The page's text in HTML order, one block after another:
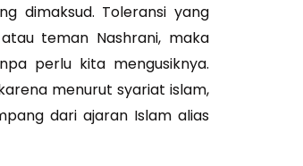
dimaksud. Toleransi yang
teman Nashrani, maka
perlu kita mengusiknya.
menurut syariat islam,
dari ajaran Islam alias